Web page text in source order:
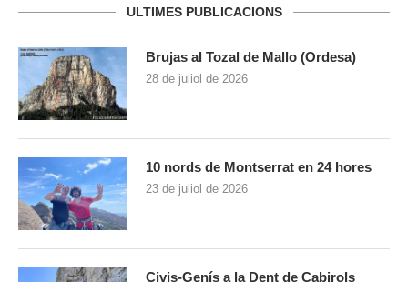
ULTIMES PUBLICACIONS
Brujas al Tozal de Mallo (Ordesa)
28 de juliol de 2026
10 nords de Montserrat en 24 hores
23 de juliol de 2026
Civis-Genís a la Dent de Cabirols